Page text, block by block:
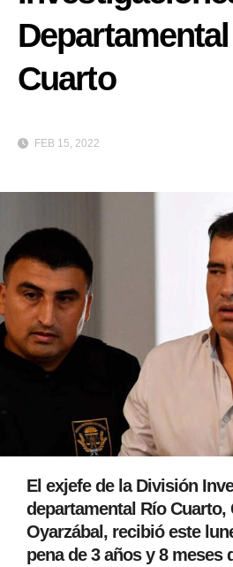
Cuarto
FEB 15, 2022
El exjefe de la División
departamental Río Cuarto,
Oyarzábal, recibió este
pena de 3 años y 8 meses